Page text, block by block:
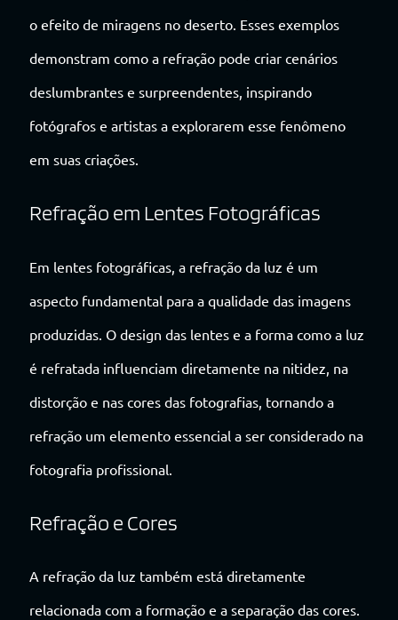
o efeito de miragens no deserto. Esses exemplos
demonstram como a refração pode criar cenários
deslumbrantes e surpreendentes, inspirando
fotógrafos e artistas a explorarem esse fenômeno
em suas criações.
Refração em Lentes Fotográficas
Em lentes fotográficas, a refração da luz é um
aspecto fundamental para a qualidade das imagens
produzidas. O design das lentes e a forma como a luz
é refratada influenciam diretamente na nitidez, na
distorção e nas cores das fotografias, tornando a
refração um elemento essencial a ser considerado na
fotografia profissional.
Refração e Cores
A refração da luz também está diretamente
relacionada com a formação e a separação das cores.